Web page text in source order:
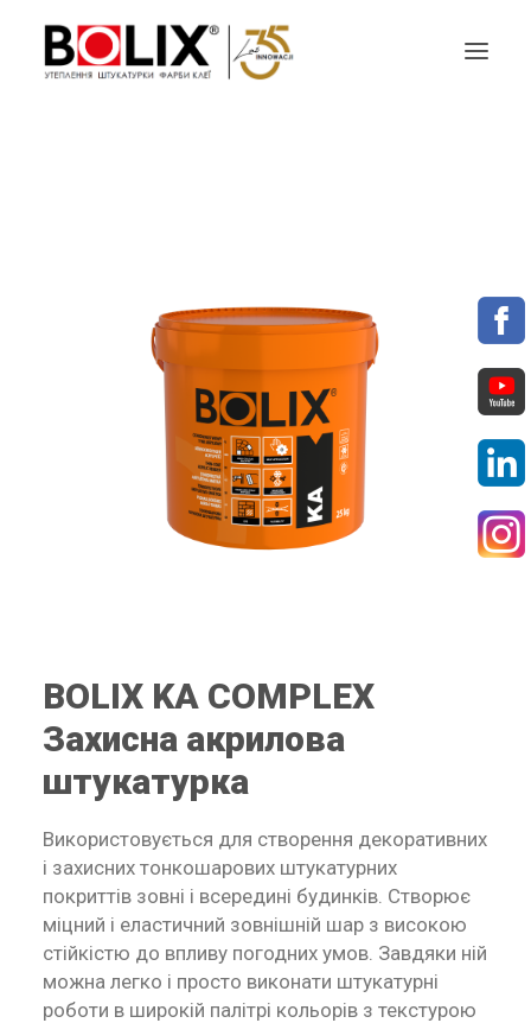
МАТЕРІАЛИ ДЛЯ ЗАВАНТАЖЕННЯ
RECEPTURY
BOLIX KA COMPLEX
Захисна акрилова
штукатурка
Використовується для створення декоративних
і захисних тонкошарових штукатурних
покриттів зовні і всередині будинків. Створює
міцний і еластичний зовнішній шар з високою
стійкістю до впливу погодних умов. Завдяки ній
можна легко і просто виконати штукатурні
роботи в широкій палітрі кольорів з текстурою